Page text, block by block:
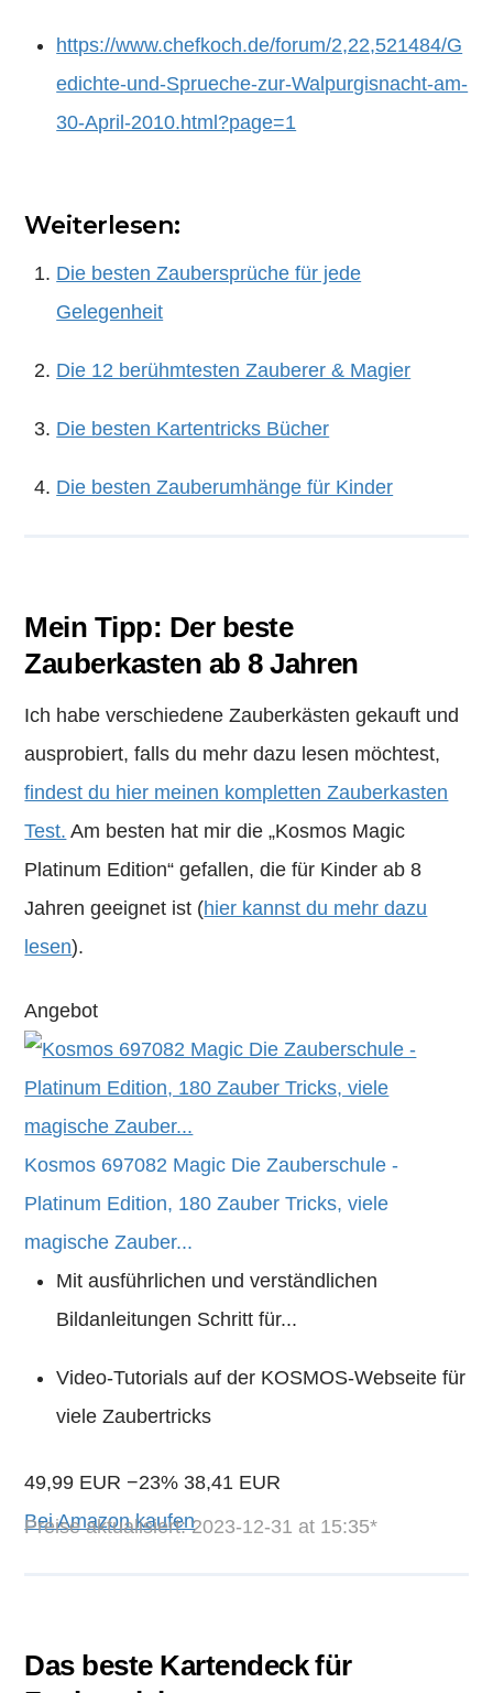
https://www.chefkoch.de/forum/2,22,521484/G
edichte-und-Sprueche-zur-Walpurgisnacht-am-
30-April-2010.html?page=1
Weiterlesen:
Die besten Zaubersprüche für jede
Gelegenheit
Die 12 berühmtesten Zauberer & Magier
Die besten Kartentricks Bücher
Die besten Zauberumhänge für Kinder
Mein Tipp: Der beste
Zauberkasten ab 8 Jahren
Ich habe verschiedene Zauberkästen gekauft und
ausprobiert, falls du mehr dazu lesen möchtest,
findest du hier meinen kompletten Zauberkasten
Test. Am besten hat mir die „Kosmos Magic
Platinum Edition“ gefallen, die für Kinder ab 8
Jahren geeignet ist (hier kannst du mehr dazu
lesen).
Angebot
Kosmos 697082 Magic Die Zauberschule -
Platinum Edition, 180 Zauber Tricks, viele
magische Zauber...
Mit ausführlichen und verständlichen
Bildanleitungen Schritt für...
Video-Tutorials auf der KOSMOS-Webseite für
viele Zaubertricks
49,99 EUR −23% 38,41 EUR
Bei Amazon kaufen
Preise aktualisiert: 2023-12-31 at 15:35*
Das beste Kartendeck für